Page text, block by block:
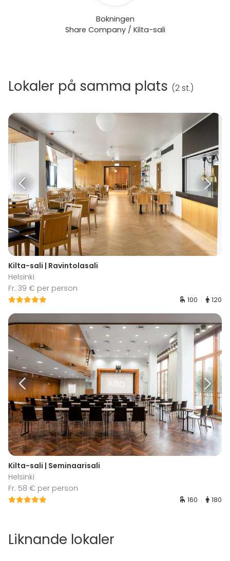
Bokningen
Share Company / Kilta-sali
Lokaler på samma plats (2 st.)
Kilta-sali | Ravintolasali
Helsinki
Fr. 39 € per person
100 120
Kilta-sali | Seminaarisali
Helsinki
Fr. 58 € per person
160 180
Liknande lokaler